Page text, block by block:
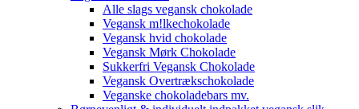
Alle slags vegansk chokolade
Vegansk m!lkechokolade
Vegansk hvid chokolade
Vegansk Mørk Chokolade
Sukkerfri Vegansk Chokolade
Vegansk Overtrækschokolade
Veganske chokoladebars mv.